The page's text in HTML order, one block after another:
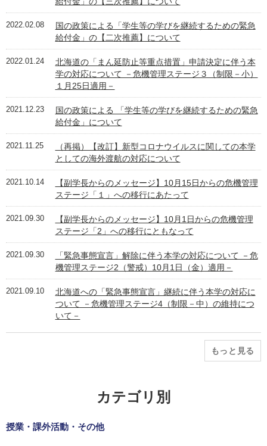
2022.02.08
国の政策による「学生等の学びを継続するための緊急
給付金」の【二次推薦】について
2022.01.24
北海道の「まん延防止等重点措置」申請決定に伴う本
学の対応について －危機管理ステージ３（制限－小）
１月25日適用－
2021.12.23
国の政策による 「学生等の学びを継続するための緊急
給付金」について
2021.11.25
（再掲）【改訂】新型コロナウイルスに関しての本学
としての海外渡航の対応について
2021.10.14
【副学長からのメッセージ】10月15日からの危機管理
ステージ「１」への移行にあたって
2021.09.30
【副学長からのメッセージ】10月1日からの危機管理
ステージ「2」への移行にともなって
2021.09.30
「緊急事態宣言」解除に伴う本学の対応について －危
機管理ステージ2（警戒）10月1日（金）適用－
2021.09.10
北海道への「緊急事態宣言」継続に伴う本学の対応に
ついて －危機管理ステージ4（制限－中）の維持につ
いて－
もっと見る
カテゴリ別
授業・課外活動・その他